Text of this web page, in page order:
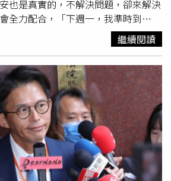
起訴訟費用還「降價」至100萬，最
「因為他惹到我了。」陳紹誠說，他
、恐嚇、妨害名譽和
誣告等罪，侵入
無故侵入住宅罪處拘役40天，檢方並
訴韓傑儀，他這才選擇將事實公諸於
傑儀真面目，別再有人被他欺騙。陳
陳紹誠、高以翔組成「時尚F4」，近
，卻因遭誹謗而再次成為大眾焦點。
）韓傑儀回應，陳紹誠的控訴純粹是
知事實卻故意以周刊為證據提告，而陳
，案件原先不起訴，卻在他提再議後
做偽證，後續則將傳喚該記者作為證
分，韓傑儀表示，當初夏米雅身無分
講得坦白。 但另一名新竹基層則示
竹市議長許修睿支持，不少藍營基層
，卻也僅限縮在高虹安身上，一旦高
改由代理市長邱臣遠上陣，「那國民
藍營如老牌市議員張祖琰等人其實都
義縣東石鄉的民眾黨立委張啓楷
黃敏惠有同鄉情誼，張啓楷能否順利
長，成為南臺灣藍白合作典範？各界
攝影組）來到中部，彰化地方人士則
委張啓楷「突襲」來彰化試水溫，而
市本命區耕耘，其實不外乎是為了
選縣長的工策會總幹事洪榮章。該人
任縣長王惠美默許外，背後還有前彰
也是真實的，不解決問題，卻來解決
全力配合，「下週一，我準時到
」，謝龍介於臉書貼出傳票表示，烏
電板，被質疑破壞環境與污染水質，
目驚心，結果民進黨難杜悠悠之口，
進黨台南市黨部主委郭國文，搞不定
說服不了民眾就想拿來自己轉移焦
警對自己誣告，結果12日才說要告，
。謝龍介指出，「烏山頭水庫水面，有
頭水庫水質，有沒有驗出類清潔劑成
販售太陽能板清潔劑？有！有沒有太
潔太陽能板？有！台灣目前針對清洗
否完善？沒有！」。謝龍介說，這些
繼續閱讀